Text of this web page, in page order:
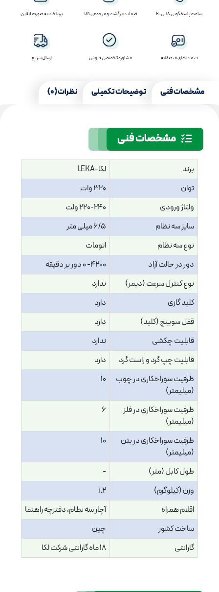
ساعت پاسخگویی 8 الی 20 ضمانت برگشت و مرجوعی کالا پرداخت به صورت آنلاین
قیمت های منصفانه مشاوره تخصصی فروش ارسال سریع
مشخصات فنی توضیحات تکمیلی نظرات (0)
مشخصات فنی
برند
لکا-LEKA
توان
320 وات
ولتاژ ورودی
220-240 ولت
سایز سه نظام
6/5 میلی متر
نوع سه نظام
اتومات
دور در حالت آزاد
4200- 0 دور بر دقیقه
نوع کنترل سرعت (دیمر)
ندارد
کلید گازی
دارد
قفل سوییچ (کلید)
دارد
قابلیت چکشی
ندارد
قابلیت چپ گرد و راست گرد
دارد
ظرفیت سوراخکاری در چوب
(میلیمتر)
10
ظرفیت سوراخکاری در فلز
(میلیمتر)
6
ظرفیت سوراخکاری در بتن
(میلیمتر)
10
طول کابل (متر)
-
وزن (کیلوگرم)
1.2
اقلام همراه
آچار سه نظام، دفترچه راهنما
ساخت کشور
چین
گارانتی
18 ماه گارانتی شرکت لکا